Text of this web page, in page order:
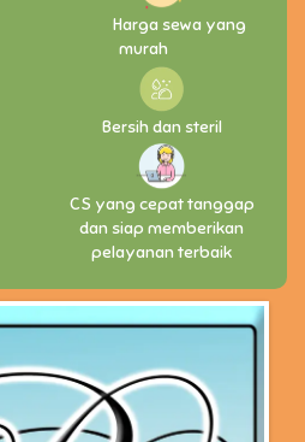
Harga sewa yang
murah
Bersih dan steril
CS yang cepat tanggap
dan siap memberikan
pelayanan terbaik